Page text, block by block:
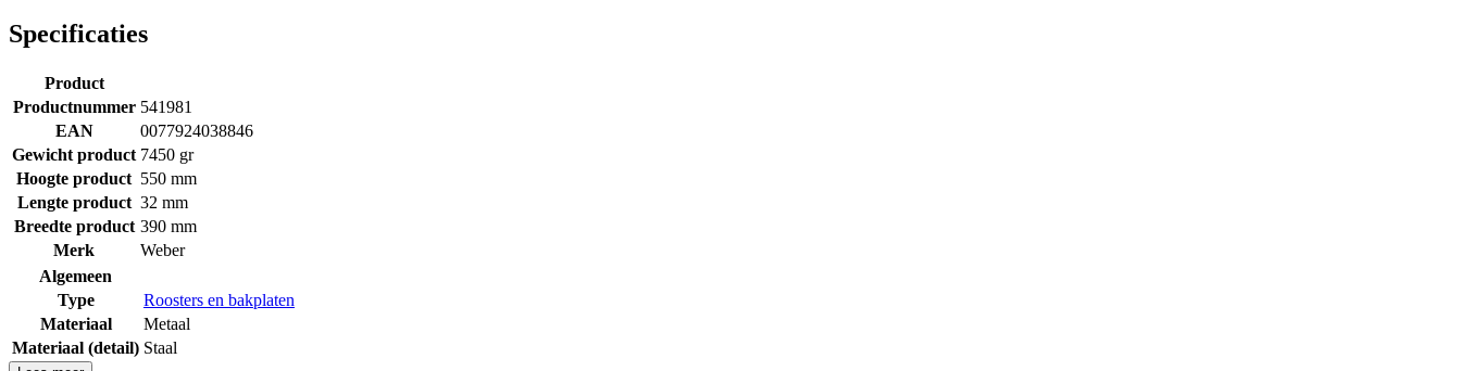
Specificaties
Product
Productnummer 541981
EAN
0077924038846
Gewicht product 7450 gr
Hoogte product 550 mm
Lengte product 32 mm
Breedte product 390 mm
Merk
Weber
Algemeen
Type
Roosters en bakplaten
Materiaal
Metaal
Materiaal (detail) Staal